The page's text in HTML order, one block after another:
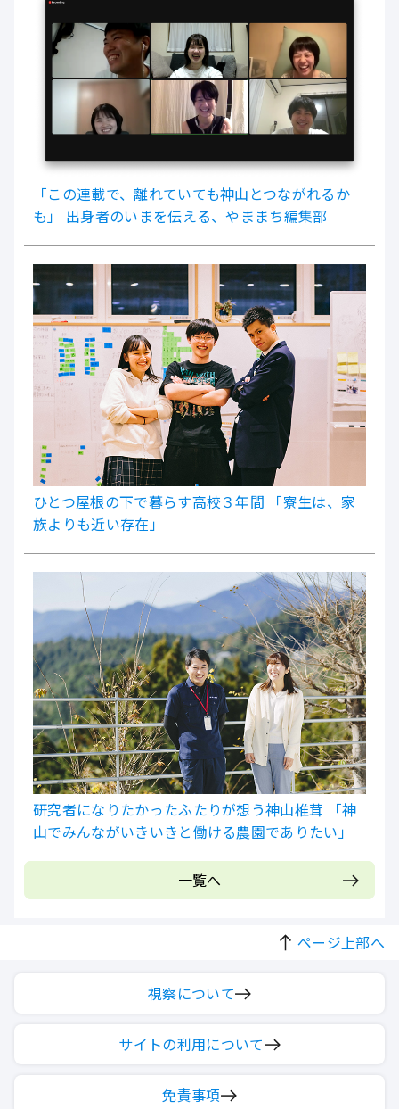
「この連載で、離れていても神山とつながれるか
も」 出身者のいまを伝える、やままち編集部
ひとつ屋根の下で暮らす高校３年間 「寮生は、家
族よりも近い存在」
研究者になりたかったふたりが想う神山椎茸 「神
山でみんながいきいきと働ける農園でありたい」
一覧へ
ページ上部へ
視察について
サイトの利用について
免責事項